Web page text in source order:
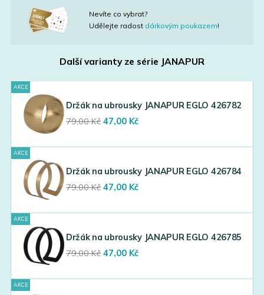
Nevíte co vybrat?
Udělejte radost dárkovým poukazem!
Další varianty ze série JANAPUR
AKCE
Držák na ubrousky JANAPUR EGLO 426782
79,00Kč Original
was:
47,00 KčCurrent
is:
AKCE
Držák na ubrousky JANAPUR EGLO 426784
79,00Kč Original
was:
47,00 KčCurrent
is:
AKCE
Držák na ubrousky JANAPUR EGLO 426785
79,00Kč Original
was:
47,00 KčCurrent
is:
AKCE